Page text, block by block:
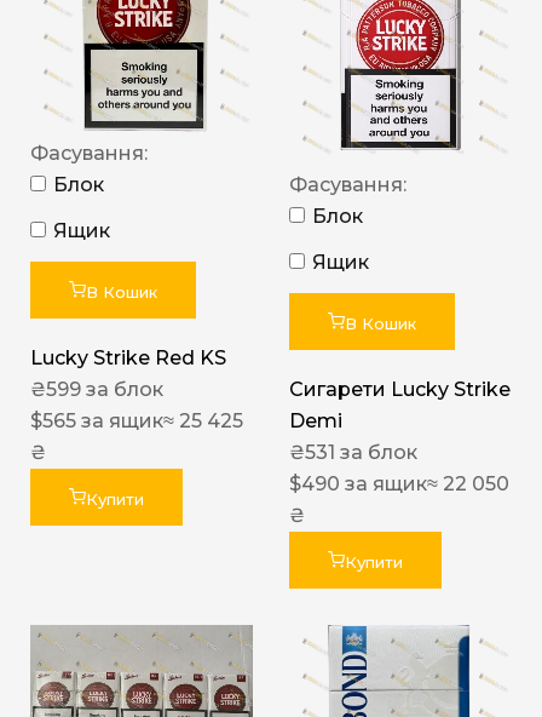
Фасування:
Блок
Ящик
В Кошик
Lucky Strike Red KS
₴599 за блок
$565 за ящик≈ 25 425
₴
Купити
Фасування:
Блок
Ящик
В Кошик
Сигарети Lucky Strike
Demi
₴531 за блок
$490 за ящик≈ 22 050
₴
Купити